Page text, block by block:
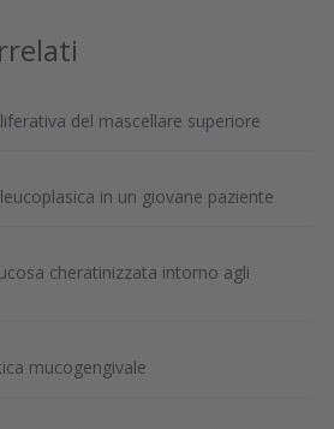
del mascellare superiore
in un giovane paziente
cheratinizzata intorno agli
mucogengivale